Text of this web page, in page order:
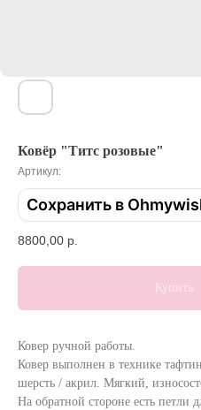
Ковёр "Титс розовые"
Артикул:
Сохранить в
8800,00 р.
Купить
Ковер ручной работы.
Ковер выполнен в технике
шерсть / акрил. Мягкий,
На обратной стороне есть петли